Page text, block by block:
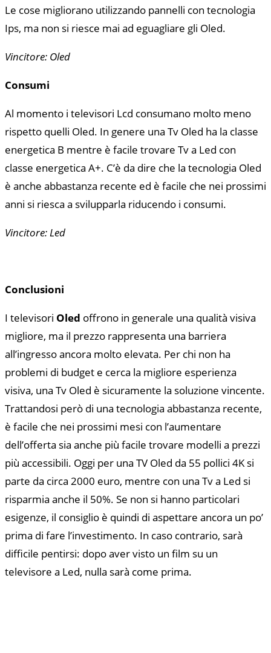
Le cose migliorano utilizzando pannelli con tecnologia
Ips, ma non si riesce mai ad eguagliare gli Oled.
Vincitore: Oled
Consumi
Al momento i televisori Lcd consumano molto meno
rispetto quelli Oled. In genere una Tv Oled ha la classe
energetica B mentre è facile trovare Tv a Led con
classe energetica A+. C’è da dire che la tecnologia Oled
è anche abbastanza recente ed è facile che nei prossimi
anni si riesca a svilupparla riducendo i consumi.
Vincitore: Led
Conclusioni
I televisori Oled offrono in generale una qualità visiva
migliore, ma il prezzo rappresenta una barriera
all’ingresso ancora molto elevata. Per chi non ha
problemi di budget e cerca la migliore esperienza
visiva, una Tv Oled è sicuramente la soluzione vincente.
Trattandosi però di una tecnologia abbastanza recente,
è facile che nei prossimi mesi con l’aumentare
dell’offerta sia anche più facile trovare modelli a prezzi
più accessibili. Oggi per una TV Oled da 55 pollici 4K si
parte da circa 2000 euro, mentre con una Tv a Led si
risparmia anche il 50%. Se non si hanno particolari
esigenze, il consiglio è quindi di aspettare ancora un po’
prima di fare l’investimento. In caso contrario, sarà
difficile pentirsi: dopo aver visto un film su un
televisore a Led, nulla sarà come prima.